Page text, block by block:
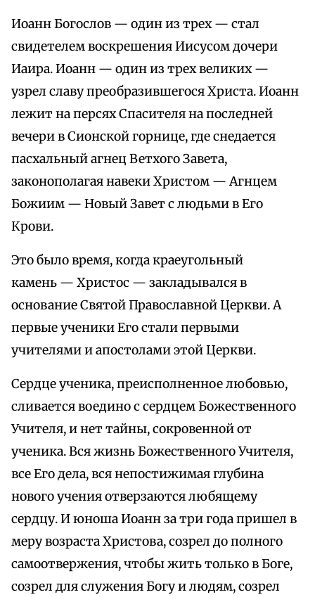
Иоанн Богослов — один из трех — стал
свидетелем воскрешения Иисусом дочери
Иаира. Иоанн — один из трех великих —
узрел славу преобразившегося Христа. Иоанн
лежит на персях Спасителя на последней
вечери в Сионской горнице, где снедается
пасхальный агнец Ветхого Завета,
законополагая навеки Христом — Агнцем
Божиим — Новый Завет с людьми в Его
Крови.
Это было время, когда краеугольный
камень — Христос — закладывался в
основание Святой Православной Церкви. А
первые ученики Его стали первыми
учителями и апостолами этой Церкви.
Сердце ученика, преисполненное любовью,
сливается воедино с сердцем Божественного
Учителя, и нет тайны, сокровенной от
ученика. Вся жизнь Божественного Учителя,
все Его дела, вся непостижимая глубина
нового учения отверзаются любящему
сердцу. И юноша Иоанн за три года пришел в
меру возраста Христова, созрел до полного
самоотвержения, чтобы жить только в Боге,
созрел для служения Богу и людям, созрел